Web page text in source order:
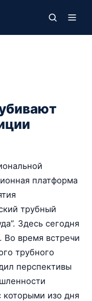
платформа
трубный
Здесь сегодня
Во время встречи
трубного
перспективы
изо дня